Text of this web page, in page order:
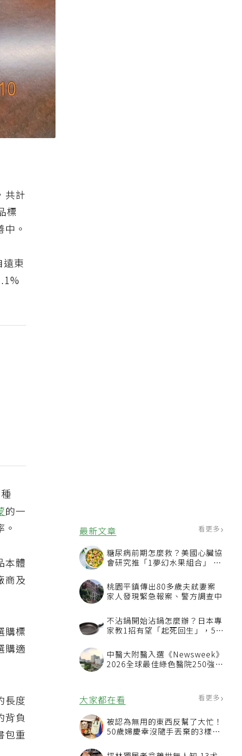
最新文章 看更多
糖尿病前期怎麼救？美國心臟協
會研究推「1夢幻水果組合」 酪
桃園平鎮傳出80多歲夫弒妻案
家人發現緊急報案、警方調查中
不沾鍋開始沾鍋怎麼辦？日本專
家教1招有望「起死回生」，5情
中醫大附醫入選《Newsweek》
2026全球最佳綠色醫院250強
大家都在看
被認為無用的東西反幫了大忙！
50歲婦慶幸沒隨手丟棄的3樣物
共計
標
。
遠東
的一
本體
商及
購標
購適
長度
背負
包重